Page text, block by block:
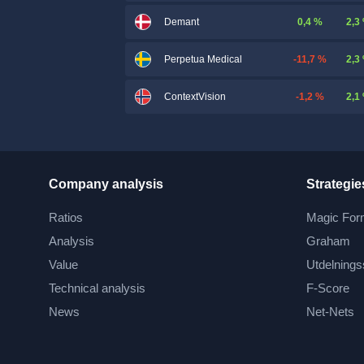
Demant 0,4 % 2,3
Perpetua Medical -11,7 % 2,3
ContextVision -1,2 % 2,1
Company analysis
Ratios
Analysis
Value
Technical analysis
News
Magic
Graham
F-Score
Net-Nets